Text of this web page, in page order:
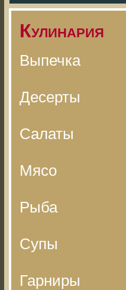
Кулинария
Выпечка
Десерты
Салаты
Мясо
Рыба
Супы
Гарниры